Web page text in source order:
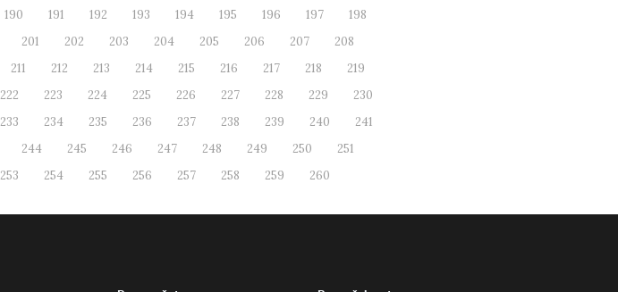
190 191 192 193 194 195 196 197
198
201 202 203 204 205 206 207
208
211 212 213 214 215 216 217 218
219
222 223 224 225 226 227 228 229
230
233 234 235 236 237 238 239 240
241
244 245 246 247 248 249 250
251
253 254 255 256 257 258 259 260